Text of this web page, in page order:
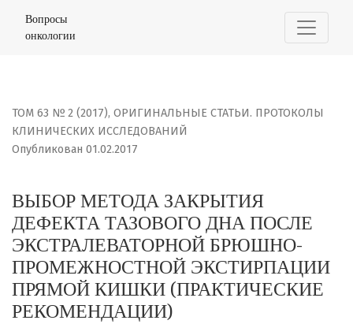
ВЫБОР МЕТОДА ЗАКРЫТИЯ ДЕФЕКТА ТАЗОВОГО ДНА
Вопросы
онкологии
ТОМ 63 № 2 (2017), ОРИГИНАЛЬНЫЕ СТАТЬИ. ПРОТОКОЛЫ
КЛИНИЧЕСКИХ ИССЛЕДОВАНИЙ
ВЫБОР МЕТОДА ЗАКРЫТИЯ
ДЕФЕКТА ТАЗОВОГО ДНА ПОСЛЕ
ЭКСТРАЛЕВАТОРНОЙ БРЮШНО-
ПРОМЕЖНОСТНОЙ ЭКСТИРПАЦИИ
ПРЯМОЙ КИШКИ (ПРАКТИЧЕСКИЕ
РЕКОМЕНДАЦИИ)
Опубликован 01.02.2017